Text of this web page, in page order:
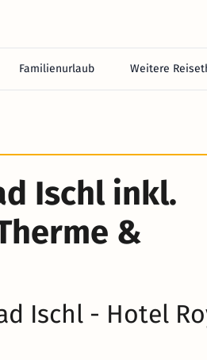
Familienurlaub Weitere
Sie bequem im Hotel.
Ischl inkl.
&
Ischl - Hotel